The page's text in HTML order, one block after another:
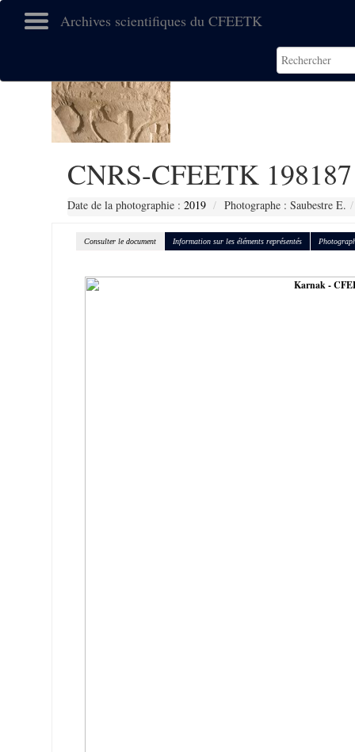
Archives scientifiques du CFEETK
CNRS-CFEETK 198187
Date de la photographie : 2019 Photographe : Saubestre E.
Consulter le document Information sur les éléments représentés